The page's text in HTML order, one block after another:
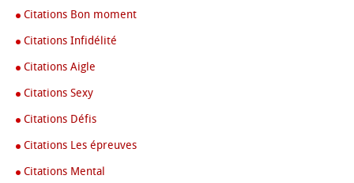
Citations Bon moment
Citations Infidélité
Citations Aigle
Citations Sexy
Citations Défis
Citations Les épreuves
Citations Mental